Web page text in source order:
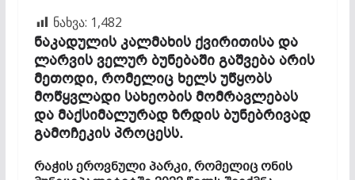
ნახვა: 1,482
ნაკადულის კალმახის ქვირითისა და
ლარვის ველურ ბუნებაში გაშვება არის
მეთოდი, რომელიც ხელს უწყობს
მოწყვლადი სახეობის მომრავლებას
და მაქსიმალურად ზრდის ბუნებრივად
გამოჩეკის პროცესს.
რაჭის ეროვნული პარკი, რომელიც ონის